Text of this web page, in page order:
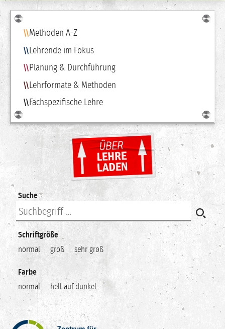
Navigation
Methoden A-Z
Lehrende im Fokus
Planung & Durchführung
Lehrformate & Methoden
Fachspezifische Lehre
Suche
Schriftgröße
normal
groß sehr groß
Farbe
normal
hell auf dunkel
Zentrum